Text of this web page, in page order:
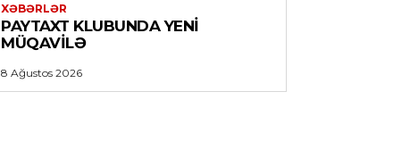
XƏBƏRLƏR
PAYTAXT KLUBUNDA YENI
MÜQAVILƏ
8 Ağustos 2026